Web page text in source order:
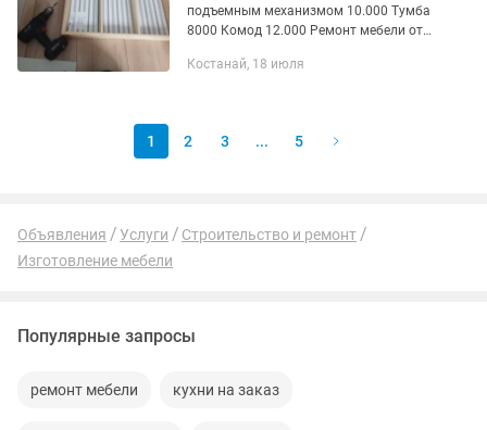
подъемным механизмом 10.000 Тумба
8000 Комод 12.000 Ремонт мебели от
кресла, комп кресло 7000 Замена
Костанай, 18 июля
1 2 3 ... 5
Объявления Услуги
Строительство и ремонт
Изготовление мебели
Популярные запросы
ремонт мебели кухни на заказ